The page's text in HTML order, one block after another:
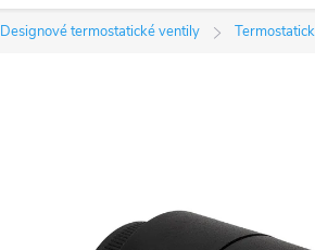
Designové termostatické ventily